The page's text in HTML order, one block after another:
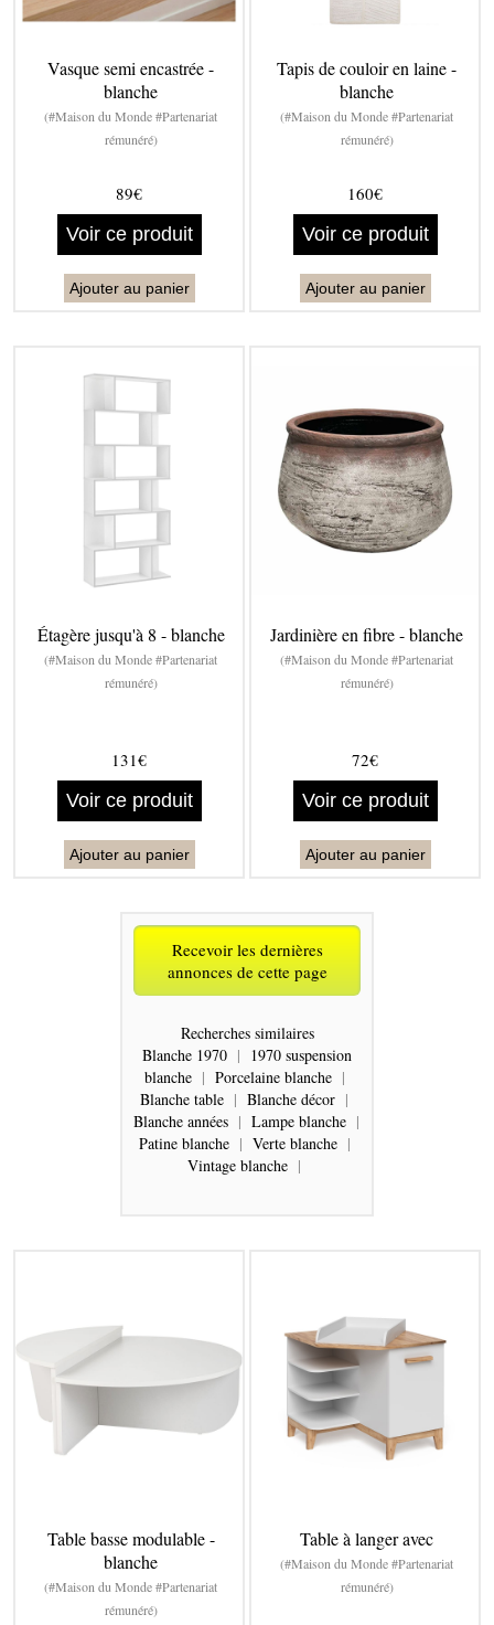
Vasque semi encastrée -
blanche
(#Maison du Monde #Partenariat
rémunéré)
89€
Voir ce produit
Ajouter au panier
Tapis de couloir en laine -
blanche
(#Maison du Monde #Partenariat
rémunéré)
160€
Voir ce produit
Ajouter au panier
Étagère jusqu'à 8 - blanche
(#Maison du Monde #Partenariat
rémunéré)
131€
Voir ce produit
Ajouter au panier
Jardinière en fibre - blanche
(#Maison du Monde #Partenariat
rémunéré)
72€
Voir ce produit
Ajouter au panier
Recevoir les dernières
annonces de cette page
Recherches similaires
Blanche 1970 | 1970 suspension
blanche | Porcelaine blanche |
Blanche table | Blanche décor |
Blanche années | Lampe blanche |
Patine blanche | Verte blanche |
Vintage blanche |
Table basse modulable -
blanche
(#Maison du Monde #Partenariat
rémunéré)
Table à langer avec
(#Maison du Monde #Partenariat
rémunéré)